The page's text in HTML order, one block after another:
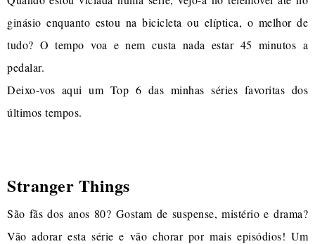
ginásio enquanto estou na bicicleta ou elíptica, o melhor de
tudo? O tempo voa e nem custa nada estar 45 minutos a
pedalar.
Deixo-vos aqui um Top 6 das minhas séries favoritas dos
últimos tempos.
Stranger Things
São fãs dos anos 80? Gostam de suspense, mistério e drama?
Vão adorar esta série e vão chorar por mais episódios! Um